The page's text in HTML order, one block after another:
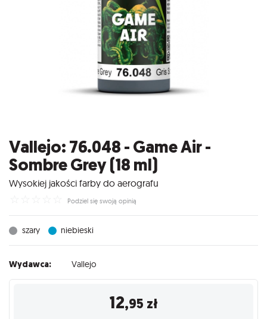
Vallejo: 76.048 - Game Air -
Sombre Grey (18 ml)
Wysokiej jakości farby do aerografu
Podziel się swoją opinią
szary niebieski
Wydawca: Vallejo
12,95 zł